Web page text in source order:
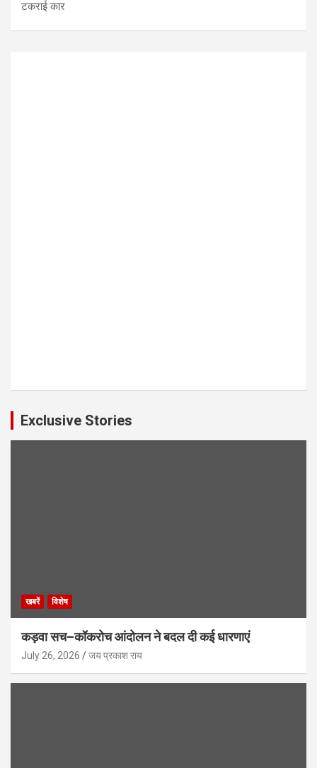
टकराई कार
Exclusive Stories
खबरें विशेष
कड़वा सच–कॉकरोच आंदोलन ने बदल दी कई धारणाएं
July 26, 2026 जय प्रकाश राय